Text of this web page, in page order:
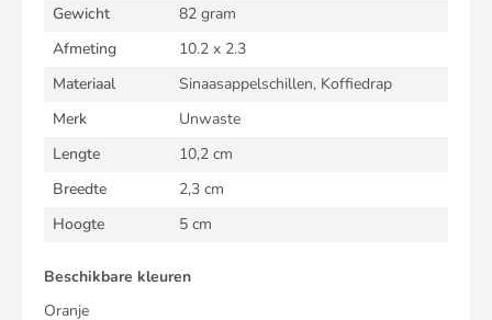
Gewicht
82 gram
Afmeting
10.2 x 2.3
Materiaal
Sinaasappelschillen, Koffiedrap
Merk
Unwaste
Lengte
10,2 cm
Breedte
2,3 cm
Hoogte
5 cm
Beschikbare kleuren
Oranje